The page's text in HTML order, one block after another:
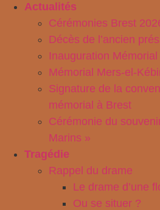
Aller
Actualités
Cérémonies Brest
Décès de l’ancien
Inauguration
Mémorial Mers-el-
Signature de la
mémorial à Brest
Cérémonie du
Marins »
Tragédie
Rappel du drame
Le drame d’une
Ou se situer ?